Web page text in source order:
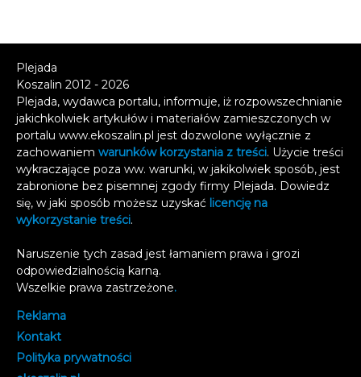
Plejada
Koszalin 2012 - 2026
Plejada, wydawca portalu, informuje, iż rozpowszechnianie
jakichkolwiek artykułów i materiałów zamieszczonych w
portalu www.ekoszalin.pl jest dozwolone wyłącznie z
zachowaniem warunków korzystania z treści. Użycie treści
wykraczające poza ww. warunki, w jakikolwiek sposób, jest
zabronione bez pisemnej zgody firmy Plejada. Dowiedz
się, w jaki sposób możesz uzyskać licencję na
wykorzystanie treści.
Naruszenie tych zasad jest łamaniem prawa i grozi
odpowiedzialnością karną.
Wszelkie prawa zastrzeżone.
Reklama
Kontakt
Polityka prywatności